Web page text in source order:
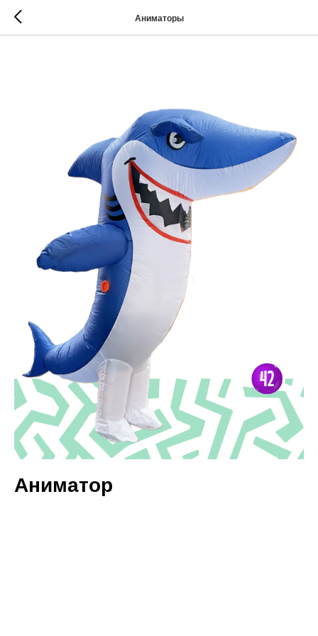
Аниматоры
Аниматор